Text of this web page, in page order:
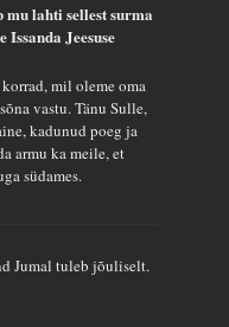
mu lahti sellest surma
Jeesuse
mil oleme oma
vastu. Tänu Sulle,
kadunud poeg ja
armu ka meile, et
südames.
Jumal tuleb jõuliselt.